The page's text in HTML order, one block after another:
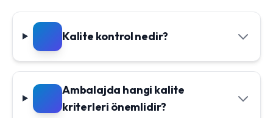
Kalite kontrol nedir?
Ambalajda hangi kalite
kriterleri önemlidir?